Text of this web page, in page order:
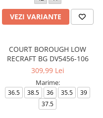
VEZI VARIANTE
COURT BOROUGH LOW
RECRAFT BG DV5456-106
309,99 Lei
Marime:
36.5 38.5 36 35.5
39
37.5